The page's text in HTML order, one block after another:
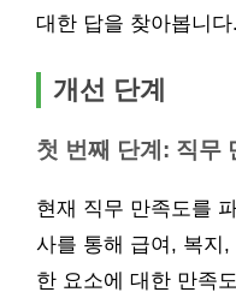
대한 답을 찾아봅니다.
개선 단계
첫 번째 단계: 직무
현재 직무 만족도를
사를 통해 급여, 복지
한 요소에 대한 만족